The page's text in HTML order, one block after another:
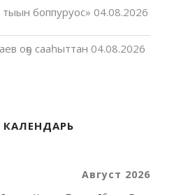
тыын боппуруос» 04.08.2026
оҕо сааһыттан 04.08.2026
КАЛЕНДАРЬ
Август 2026